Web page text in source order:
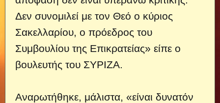
Δεν συνομιλεί με τον Θεό ο κύριος
Σακελλαρίου, ο πρόεδρος του
Συμβουλίου της Επικρατείας» είπε ο
βουλευτής του ΣΥΡΙΖΑ.
Αναρωτήθηκε, μάλιστα, «είναι δυνατόν